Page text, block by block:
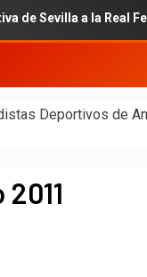
a la Real
Deportivos de